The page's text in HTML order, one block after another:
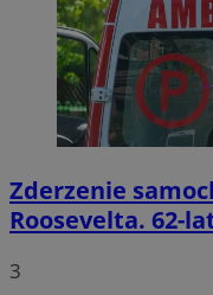
Zderzenie
Roosevelta. 62-
3